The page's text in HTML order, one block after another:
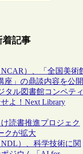
着記事
）、「全国美術
座」の鼎談内容を公開
タル図書館コンペティ
よ！Next Library
読書推進プロジェク
クが拡大
）、科学技術に関